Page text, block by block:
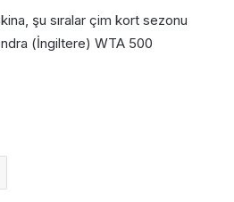
şu sıralar çim kort sezonu
(İngiltere) WTA 500